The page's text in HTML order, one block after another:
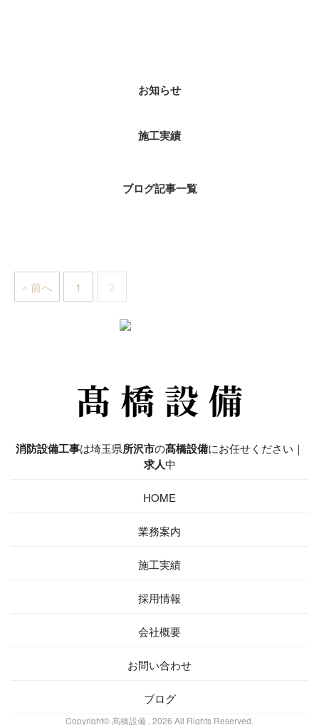
お知らせ
施工実績
ブログ記事一覧
« 前へ 1 2
消防設備工事は埼玉県所沢市の髙橋設備にお任せください｜
求人中
HOME
業務案内
施工実績
採用情報
会社概要
お問い合わせ
ブログ
Copyright© 髙橋設備 , 2026 All Rights Reserved.